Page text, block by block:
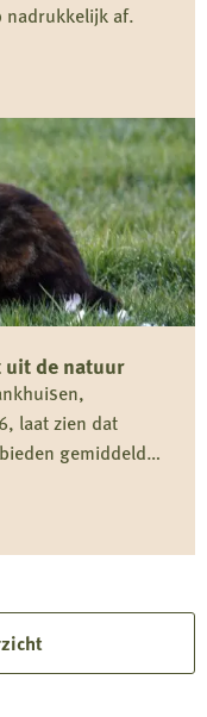
nadrukkelijk af.
de natuur
laat zien dat
gemiddeld
Voor kwetsbare